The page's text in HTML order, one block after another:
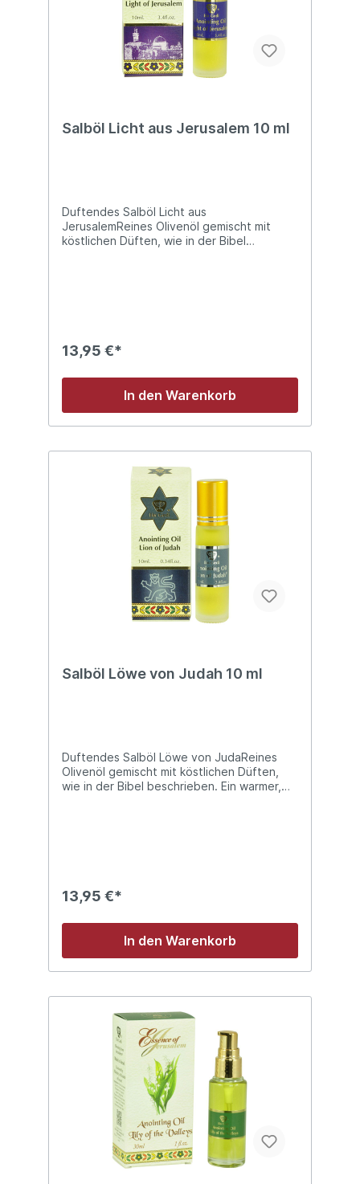
Salböl Licht aus Jerusalem 10 ml
Duftendes Salböl Licht aus
JerusalemReines Olivenöl gemischt mit
köstlichen Düften, wie in der Bibel
13,95 €*
In den Warenkorb
Salböl Löwe von Judah 10 ml
Duftendes Salböl Löwe von JudaReines
Olivenöl gemischt mit köstlichen Düften,
wie in der Bibel beschrieben. Ein warmer,
13,95 €*
In den Warenkorb